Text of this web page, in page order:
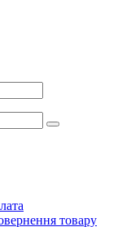
товару